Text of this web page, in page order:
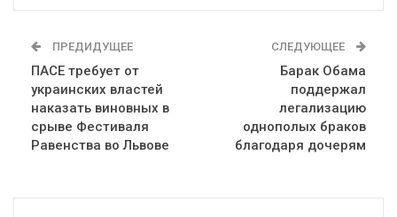
ПРЕДИДУЩЕЕ
ПАСЕ требует от
украинских властей
наказать виновных в
срыве Фестиваля
Равенства во Львове
СЛЕДУЮЩЕЕ
Барак Обама
поддержал
легализацию
однополых браков
благодаря дочерям